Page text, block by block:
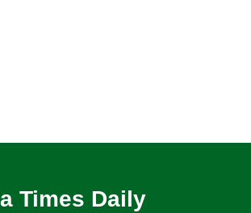
Times Daily